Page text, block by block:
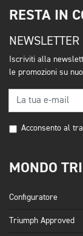
RESTA IN
NEWSLETTER
Iscriviti alla
le promozioni su
Acconsento al
MONDO
Configuratore
Triumph Approved